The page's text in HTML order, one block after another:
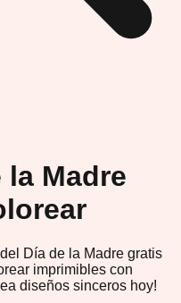
la Madre
Día de la Madre gratis
imprimibles con
diseños sinceros hoy!